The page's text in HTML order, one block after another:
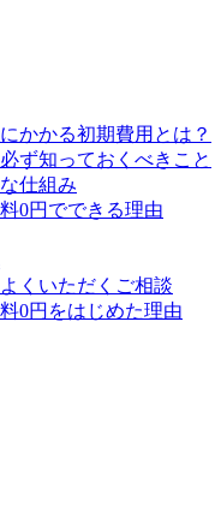
かかる初期費用とは？
ず知っておくべきこと
仕組み
0円でできる理由
くいただくご相談
0円をはじめた理由